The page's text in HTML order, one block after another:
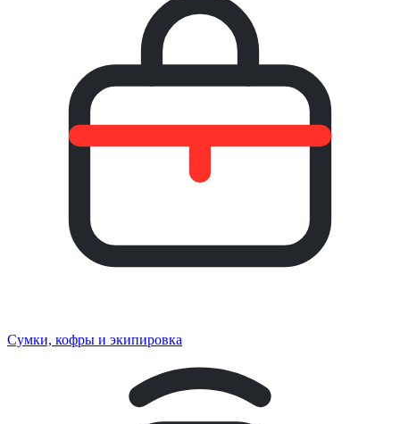
Сумки, кофры и экипировка